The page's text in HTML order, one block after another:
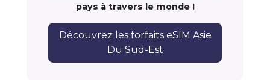
pays à travers le monde !
Découvrez les forfaits eSIM Asie
Du Sud-Est